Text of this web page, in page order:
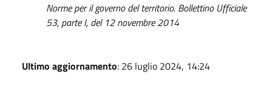
Norme per il governo del territorio. Bollettino Ufficiale
53, parte I, del 12 novembre 2014
Ultimo aggiornamento: 26 luglio 2024, 14:24